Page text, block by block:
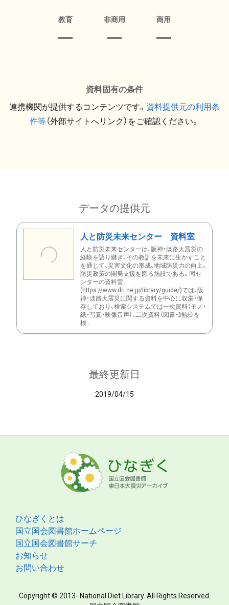
教育 非商用 商用
資料固有の条件
連携機関が提供するコンテンツです。 資料提供元の利用条
件等（外部サイトへリンク）をご確認ください。
データの提供元
人と防災未来センター 資料室
人と防災未来センターは、阪神・淡路大震災の
経験を語り継ぎ、その教訓を未来に生かすこと
を通じて、災害文化の形成、地域防災力の向上、
防災政策の開発支援を図る施設である。同セ
ンターの資料室
(https://www.dri.ne.jp/library/guide/)では、阪
神・淡路大震災に関する資料を中心に収集・保
存しており、検索システムでは一次資料（モノ・
紙・写真・映像音声）、二次資料（図書・雑誌）を
検...
最終更新日
2019/04/15
ひなぎくとは
国立国会図書館ホームページ
国立国会図書館サーチ
お知らせ
お問い合わせ
Copyright © 2013- National Diet Library. All Rights Reserved.